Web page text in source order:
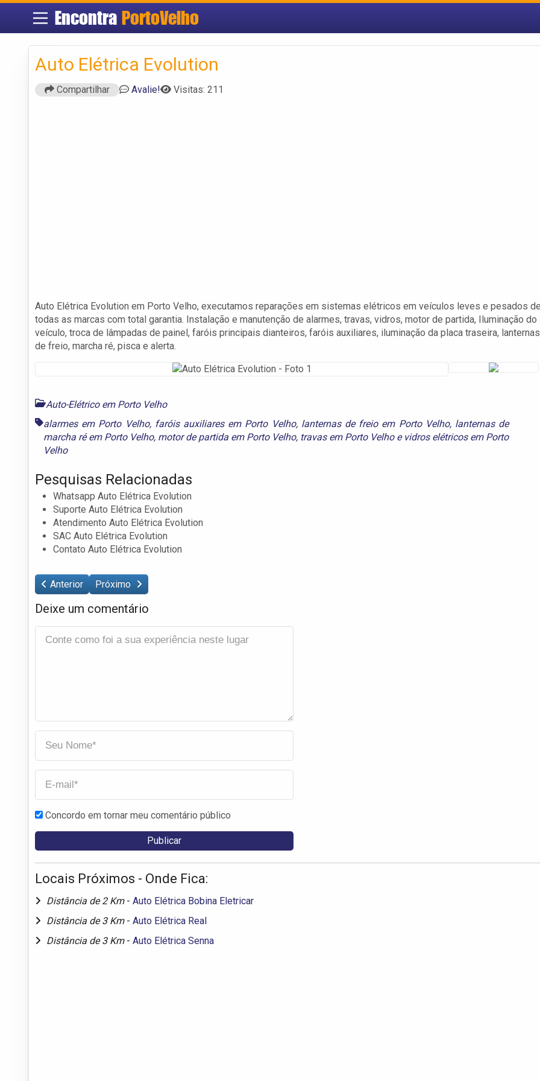
Encontra PortoVelho
Auto Elétrica Evolution
Compartilhar Avalie! Visitas: 211
Auto Elétrica Evolution em Porto Velho, executamos reparações em sistemas elétricos em veículos leves e pesados
todas as marcas com total garantia. Instalação e manutenção de alarmes, travas, vidros, motor de partida, Iluminação do
veículo, troca de lâmpadas de painel, faróis principais dianteiros, faróis auxiliares, iluminação da placa traseira, lanternas
de freio, marcha ré, pisca e alerta.
Auto-Elétrico em Porto Velho
alarmes em Porto Velho, faróis auxiliares em Porto Velho, lanternas de freio em Porto Velho, lanternas de
marcha ré em Porto Velho, motor de partida em Porto Velho, travas em Porto Velhoe vidros elétricos em Porto
Velho
Pesquisas Relacionadas
Whatsapp Auto Elétrica Evolution
Suporte Auto Elétrica Evolution
Atendimento Auto Elétrica Evolution
SAC Auto Elétrica Evolution
Contato Auto Elétrica Evolution
Anterior Próximo
Deixe um comentário
Concordo em tornar meu comentário público
Locais Próximos - Onde Fica:
Distância de 2 Km - Auto Elétrica Bobina Eletricar
Distância de 3 Km - Auto Elétrica Real
Distância de 3 Km - Auto Elétrica Senna